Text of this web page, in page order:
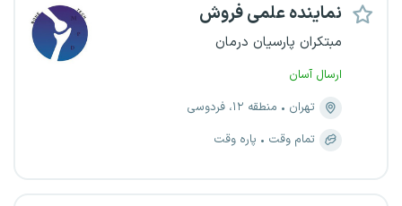
نماینده علمی فروش
مبتکران پارسیان درمان
ارسال آسان
تهران
منطقه ۱۲، فردوسی
تمام وقت
پاره وقت